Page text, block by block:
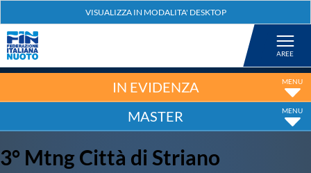
Nuoto
Tuffi
IN EVIDENZA
MASTER
3° Mtng Città di Striano